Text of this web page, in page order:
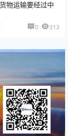
物运输要经过中
0 313